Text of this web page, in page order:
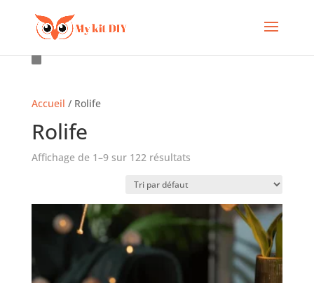
Accueil / Rolife
Rolife
Affichage de 1–9 sur 122 résultats